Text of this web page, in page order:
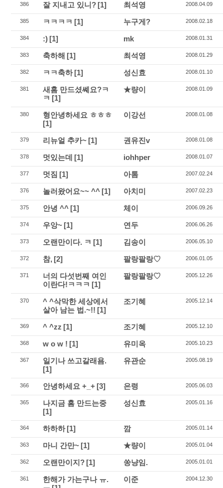
386 잘 지내고 있니? [1] 최석영 2008.04.09
385 ㅋㅋㅋㅋ [1] 누구게? 2008.02.18
384 :) [1] mk 2008.01.31
383 축하해 [1] 최석영 2008.01.29
382 ㅋㅋ축하[1] 성신효 2008.01.10
381
새홈 만드셨쎼요?ㅋ
ㅋ [1]
★량이 2008.01.09
380
형안녕하세요 ㅎㅎㅎ
[1]
이강선 2008.01.08
379 리뉴얼 추카~ [1] 권유진v 2008.01.08
378 멋있는데 [1] iohhper 2008.01.07
377 멋짐 [1] 아톰 2007.02.24
376 놀러왔어요~~ ^^ [1] 아치미 2007.02.23
375 안녕 ^^ [1] 체이 2006.09.26
374 우앙~ [1] 연두 2006.06.26
373 오랜만이다. ㅋ [1] 김송이 2006.05.10
372 참, [2] 팔랑팔랑♡ 2006.01.05
371
너의 다섯번째 여인
이란다!ㅋㅋㅋ [1]
팔랑팔랑♡ 2005.12.26
370
^ ^삭막한 세상에서
살아 남는 법.~!! [1]
조기혜 2005.12.14
369 ^ ^zz [1] 조기혜 2005.12.10
368 w o w ! [1] 유미옥 2005.10.23
367
일기나 쓰고갈래욤.
[1]
유관순 2005.08.19
366 안녕하세요 +_+ [3] 은령 2005.06.03
365
나지금 홈 만드는중
[1]
성신효 2005.01.16
364 하하하[1] 깜 2005.01.14
363 마니 간만~ [1] ★량이 2005.01.04
362 오랜만이지? [1] 쏭냥임. 2005.01.01
361
한해가 가는구나 ㅠ.
이준 2004.12.30